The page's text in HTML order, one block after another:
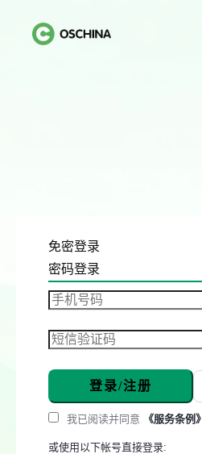
免密登录
密码登录
登录/注册
我已阅读并同意 《服务条例》
或使用以下帐号直接登录: